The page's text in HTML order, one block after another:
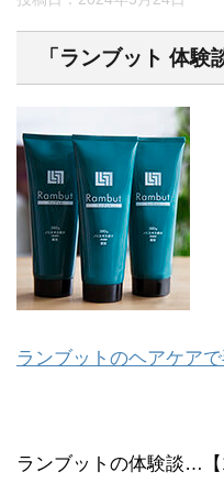
「ランブット 体験
ランブットのヘアケア
ランブットの体験談…